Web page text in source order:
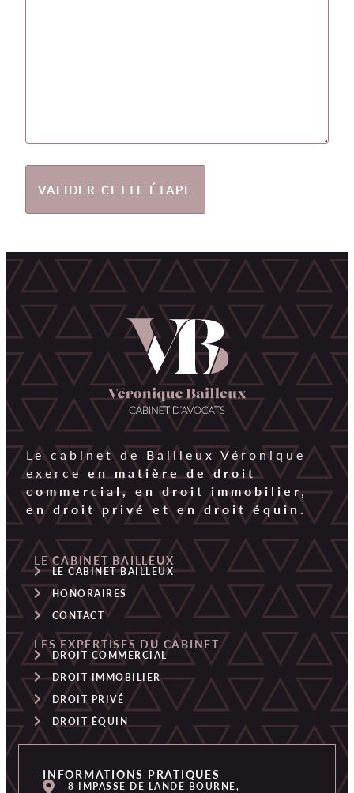
Le cabinet de Bailleux Véronique
exerce en matière de droit
commercial, en droit immobilier,
en droit privé et en droit équin.
LE CABINET BAILLEUX
LE CABINET BAILLEUX
HONORAIRES
CONTACT
LES EXPERTISES DU CABINET
DROIT COMMERCIAL
DROIT IMMOBILIER
DROIT PRIVÉ
DROIT ÉQUIN
INFORMATIONS PRATIQUES
8 IMPASSE DE LANDE BOURNE,